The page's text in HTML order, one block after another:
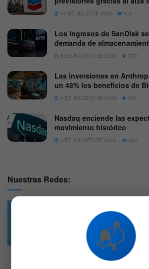
31 DE JULIO DE 2026 572
Los ingresos de SanDisk
demanda de
5 DE AGOSTO DE 2026 570
Las inversiones en
un 48% los beneficios de
4 DE AGOSTO DE 2026 571
Nasdaq enciende las
movimiento histórico
5 DE AGOSTO DE 2026 565
Nuestras Redes:
4.7k
Followers
📬